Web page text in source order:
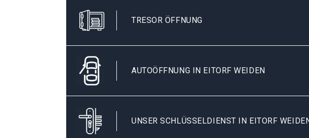
TRESOR ÖFFNUNG
AUTOÖFFNUNG IN EITORF WEIDEN
UNSER SCHLÜSSELDIENST IN EITORF